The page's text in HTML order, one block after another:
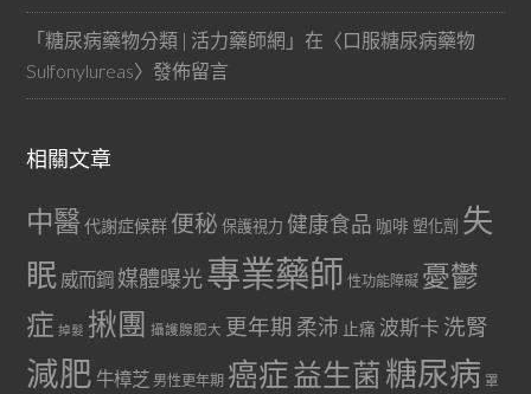
「糖尿病藥物分類 | 活力藥師網 」在〈口服糖尿病藥物
Sulfonylureas〉發佈留言
相關文章
中醫代謝症候群 便秘 保護視力 健康食品 咖啡 塑化劑 失
眠 威而鋼 媒體曝光專業藥師 性功能障礙 憂鬱
症 掉髮 揪團 攝護腺肥大 更年期 柔沛 止痛 波斯卡 洗腎
減肥 牛樟芝 男性更年期 癌症益生菌 糖尿病 罩